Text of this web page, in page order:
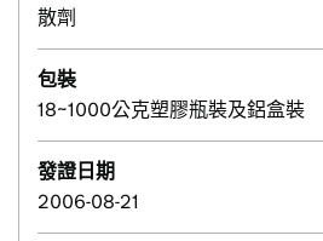
散劑
包裝
18~1000公克塑膠瓶裝及鋁盒裝
發證日期
2006-08-21